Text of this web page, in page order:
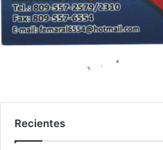
Recientes